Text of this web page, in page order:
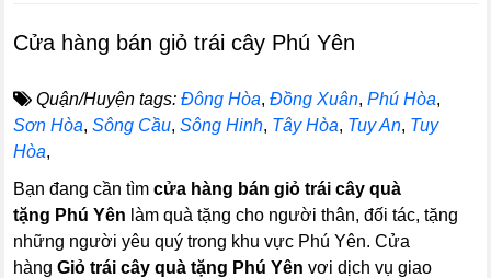
Cửa hàng bán giỏ trái cây Phú Yên
Quận/Huyện tags: Đông Hòa,Đồng Xuân,Phú Hòa,
Sơn Hòa,Sông Cầu,Sông Hinh, Tây Hòa, Tuy An, Tuy
Hòa,
Bạn đang cần tìm cửa hàng bán giỏ trái cây quà
tặng Phú Yên làm quà tặng cho người thân, đối tác, tặng
những người yêu quý trong khu vực Phú Yên. Cửa
hàngGiỏ trái cây quà tặng Phú Yênvơi dịch vụ giao